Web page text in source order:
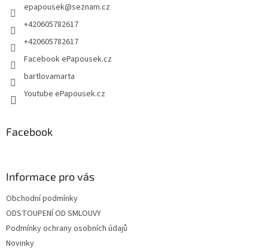
epapousek@seznam.cz
+420605782617
+420605782617
Facebook ePapousek.cz
bartlovamarta
Youtube ePapousek.cz
Facebook
Informace pro vás
Obchodní podmínky
ODSTOUPENÍ OD SMLOUVY
Podmínky ochrany osobních údajů
Novinky